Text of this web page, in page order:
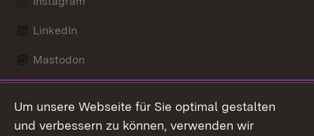
LinkedIn
Mastodon
X / Twitter
Um unsere Webseite für Sie optimal gestalten
und verbessern zu können, verwenden wir